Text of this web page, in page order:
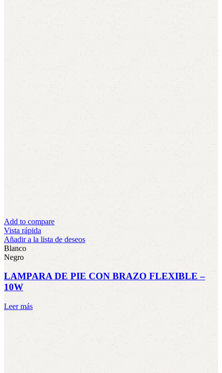
Add to compare
Vista rápida
Añadir a la lista de deseos
Blanco
Negro
LAMPARA DE PIE CON BRAZO FLEXIBLE –
10W
Leer más